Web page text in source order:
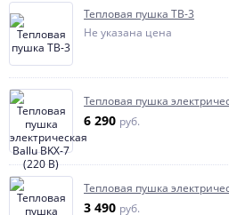
Тепловая пушка ТВ-3
Не указана цена
Тепловая пушка
6 290 руб.
Тепловая пушка
3 490 руб.